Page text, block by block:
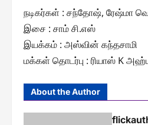
நடிகர்கள் : சந்தோஷ், ரேஷ்மா
இசை : சாம் சி.எஸ்
இயக்கம் : அஸ்வின் கந்தசாமி
மக்கள் தொடர்பு : ரியாஸ் K
About the Author